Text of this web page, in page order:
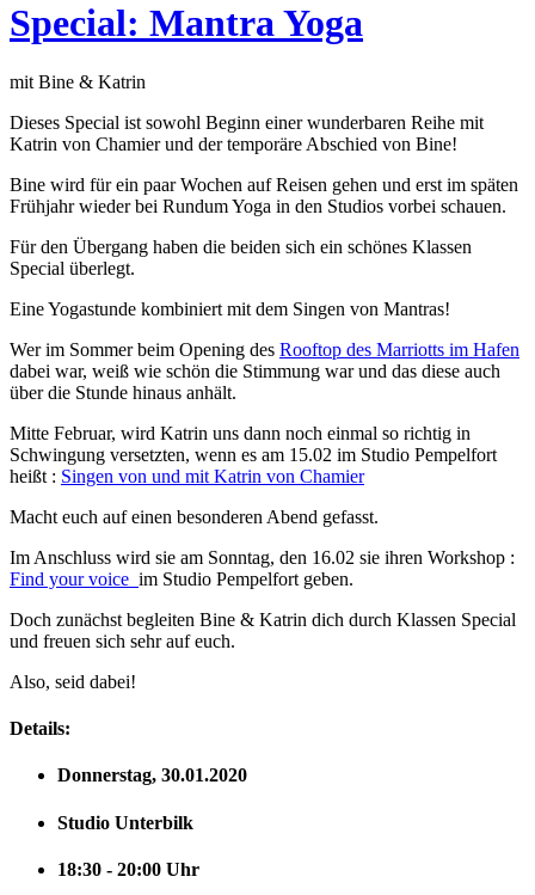
Special: Mantra Yoga
mit Bine & Katrin
Dieses Special ist sowohl Beginn einer wunderbaren Reihe mit
Katrin von Chamier und der temporäre Abschied von Bine!
Bine wird für ein paar Wochen auf Reisen gehen und erst im späten
Frühjahr wieder bei Rundum Yoga in den Studios vorbei schauen.
Für den Übergang haben die beiden sich ein schönes Klassen
Special überlegt.
Eine Yogastunde kombiniert mit dem Singen von Mantras!
Wer im Sommer beim Opening des Rooftop des Marriotts im Hafen
dabei war, weiß wie schön die Stimmung war und das diese auch
über die Stunde hinaus anhält.
Mitte Februar, wird Katrin uns dann noch einmal so richtig in
Schwingung versetzten, wenn es am 15.02 im Studio Pempelfort
heißt : Singen von und mit Katrin von Chamier
Macht euch auf einen besonderen Abend gefasst.
Im Anschluss wird sie am Sonntag, den 16.02 sie ihren Workshop :
Find your voice im Studio Pempelfort geben.
Doch zunächst begleiten Bine & Katrin dich durch Klassen Special
und freuen sich sehr auf euch.
Also, seid dabei!
Details:
Donnerstag, 30.01.2020
Studio Unterbilk
18:30 - 20:00 Uhr